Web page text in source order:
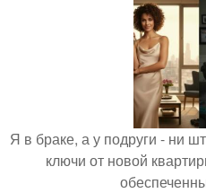
Я в браке, а у подруги - ни
ключи от новой